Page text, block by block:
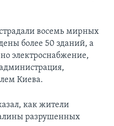
восемь мирных
более 50 зданий, а
электроснабжение,
Киева.
как жители
разрушенных